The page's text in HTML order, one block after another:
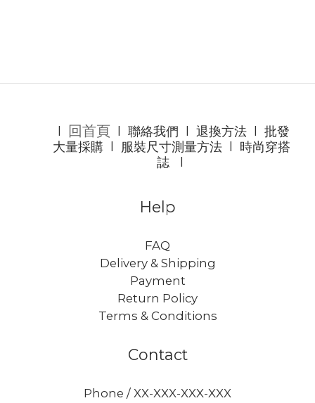
回首頁 聯絡我們 退換方法l 批發
大量採購
服裝尺寸測量方法
時尚穿搭
誌l
Help
FAQ
Delivery & Shipping
Payment
Return Policy
Terms & Conditions
Contact
Phone / XX-XXX-XXX-XXX